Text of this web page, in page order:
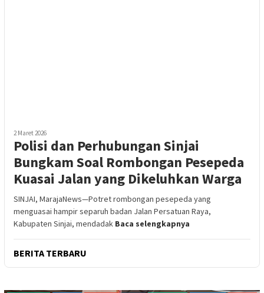
2 Maret 2026
Polisi dan Perhubungan Sinjai
Bungkam Soal Rombongan Pesepeda
Kuasai Jalan yang Dikeluhkan Warga
SINJAI, MarajaNews—Potret rombongan pesepeda yang
menguasai hampir separuh badan Jalan Persatuan Raya,
Kabupaten Sinjai, mendadak Baca selengkapnya
BERITA TERBARU